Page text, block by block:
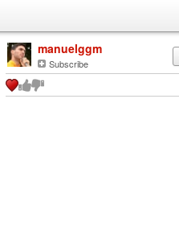
manuelggm
Subscribe